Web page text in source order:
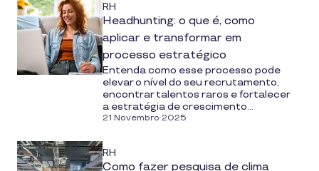
RH
Headhunting: o que é, como
aplicar e transformar em
processo estratégico
Entenda como esse processo pode
elevar o nível do seu recrutamento,
encontrar talentos raros e fortalecer
a estratégia de crescimento...
21 Novembro 2025
RH
Como fazer pesquisa de clima